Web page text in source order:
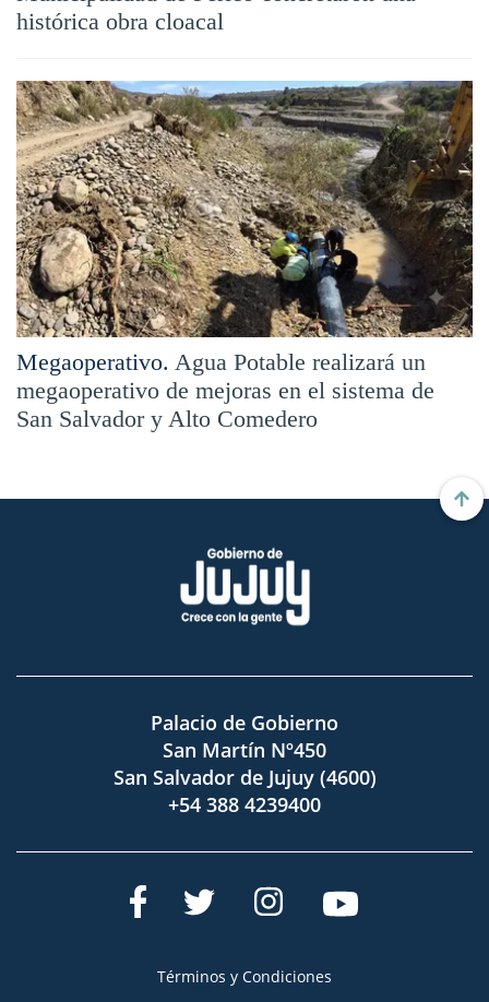
histórica obra cloacal
Megaoperativo. Agua Potable realizará un
megaoperativo de mejoras en el sistema de
San Salvador y Alto Comedero
Palacio de Gobierno
San Martín Nº450
San Salvador de Jujuy (4600)
+54 388 4239400
Términos y Condiciones